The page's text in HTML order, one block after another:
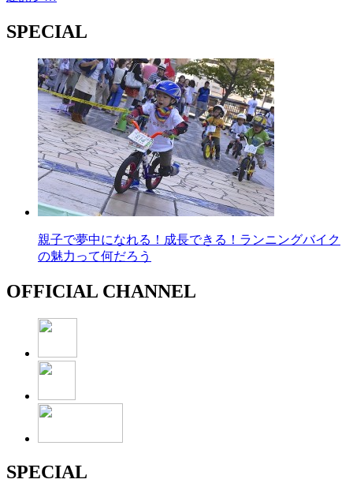
SPECIAL
親子で夢中になれる！成長できる！ランニングバイク
の魅力って何だろう
OFFICIAL CHANNEL
SPECIAL